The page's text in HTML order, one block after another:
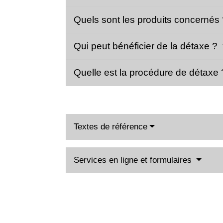
Quels sont les produits
Qui peut bénéficier de la détaxe ?
Quelle est la procédure de détaxe
Textes de référence
Services en ligne et formulaires